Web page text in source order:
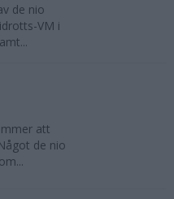
de nio
VM i
att
de nio